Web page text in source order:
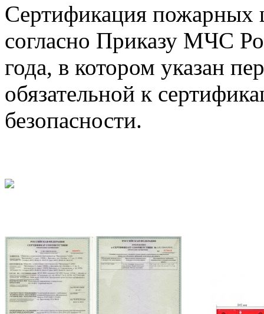
Сертификация пожарных
согласно Приказу МЧС
года, в котором указан
обязательной к
безопасности.